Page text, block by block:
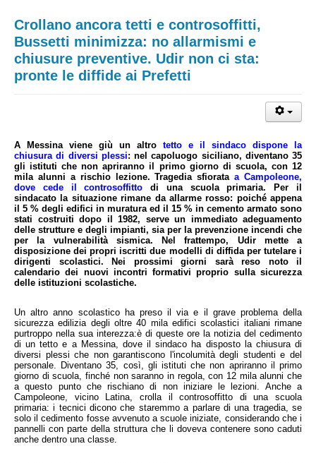
Crollano ancora tetti e controsoffitti,
Bussetti minimizza: no allarmismi e
chiusure preventive. Udir non ci sta:
pronte le diffide ai Prefetti
A Messina viene giù un altro tetto e il sindaco dispone la
chiusura di diversi plessi: nel capoluogo siciliano, diventano 35
gli istituti che non apriranno il primo giorno di scuola, con 12
mila alunni a rischio lezione. Tragedia sfiorata a Campoleone,
dove cede il controsoffitto di una scuola primaria. Per il
sindacato la situazione rimane da allarme rosso: poiché appena
il 5 % degli edifici in muratura ed il 15 % in cemento armato sono
stati costruiti dopo il 1982, serve un immediato adeguamento
delle strutture e degli impianti, sia per la prevenzione incendi che
per la vulnerabilità sismica. Nel frattempo, Udir mette a
disposizione dei propri iscritti due modelli di diffida per tutelare i
dirigenti scolastici. Nei prossimi giorni sarà reso noto il
calendario dei nuovi incontri formativi proprio sulla sicurezza
delle istituzioni scolastiche.
Un altro anno scolastico ha preso il via e il grave problema della
sicurezza edilizia degli oltre 40 mila edifici scolastici italiani rimane
purtroppo nella sua interezza:è di queste ore la notizia del cedimento
di un tetto e a Messina, dove il sindaco ha disposto la chiusura di
diversi plessi che non garantiscono l'incolumità degli studenti e del
personale. Diventano 35, così, gli istituti che non apriranno il primo
giorno di scuola, finché non saranno in regola, con 12 mila alunni che
a questo punto che rischiano di non iniziare le lezioni. Anche a
Campoleone, vicino Latina, crolla il controsoffitto di una scuola
primaria: i tecnici dicono che staremmo a parlare di una tragedia, se
solo il cedimento fosse avvenuto a scuole iniziate, considerando che i
pannelli con parte della struttura che li doveva contenere sono caduti
anche dentro una classe.